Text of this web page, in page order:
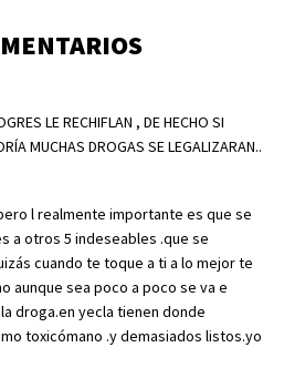
LE RECHIFLAN , DE HECHO SI
MUCHAS DROGAS SE LEGALIZARAN..
l realmente importante es que se
a otros 5 indeseables .que se
cuando te toque a ti a lo mejor te
aunque sea poco a poco se va e
droga.en yecla tienen donde
toxicómano .y demasiados listos.yo